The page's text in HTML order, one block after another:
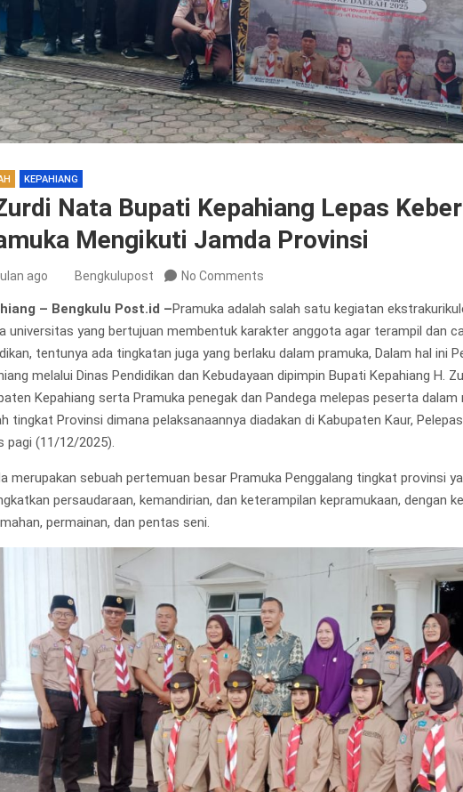
KEPAHIANG
Nata Bupati Kepahiang Lepas
Mengikuti Jamda Provinsi
ago Bengkulupost No Comments
– Bengkulu Post.id –Pramuka adalah salah satu kegiatan
universitas yang bertujuan membentuk karakter anggota agar terampil dan
tentunya ada tingkatan juga yang berlaku dalam pramuka, Dalam hal ini
melalui Dinas Pendidikan dan Kebudayaan dipimpin Bupati Kepahiang H.
Kepahiang serta Pramuka penegak dan Pandega melepas peserta
tingkat Provinsi dimana pelaksanaannya diadakan di Kabupaten Kaur,
pagi (11/12/2025).
merupakan sebuah pertemuan besar Pramuka Penggalang tingkat provinsi
persaudaraan, kemandirian, dan keterampilan kepramukaan, dengan
permainan, dan pentas seni.